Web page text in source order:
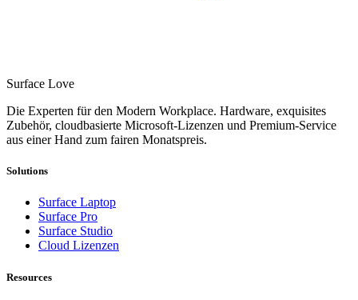
Surface Love
Die Experten für den Modern Workplace. Hardware, exquisites
Zubehör, cloudbasierte Microsoft-Lizenzen und Premium-Service
aus einer Hand zum fairen Monatspreis.
Solutions
Surface Laptop
Surface Pro
Surface Studio
Cloud Lizenzen
Resources